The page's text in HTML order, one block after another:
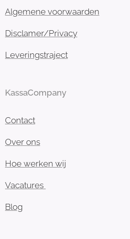
Algemene voorwaarden
Disclamer/Privacy
Leveringstraject
KassaCompany
Contact
Over ons
Hoe werken wij
Vacatures
Blog